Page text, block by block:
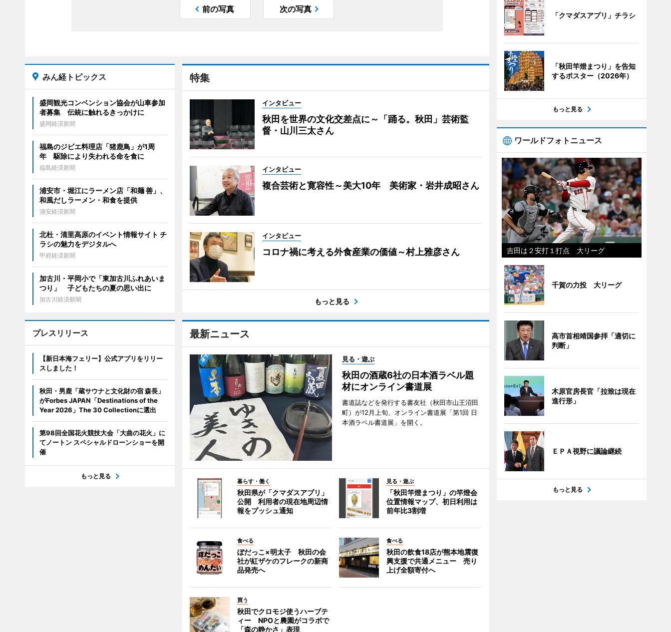
前の写真 次の写真
特集
インタビュー
秋田を世界の文化交差点に～「踊る。秋田」芸術監
督・山川三太さん
インタビュー
複合芸術と寛容性～美大10年 美術家・岩井成昭さん
インタビュー
コロナ禍に考える外食産業の価値～村上雅彦さん
もっと見る
最新ニュース
見る・遊ぶ
秋田の酒蔵6社の日本酒ラベル題
材にオンライン書道展
書道誌などを発行する書友社（秋田市山王沼田
町）が12月上旬、オンライン書道展「第1回 日
本酒ラベル書道展」を開く。
暮らす・働く
秋田県が「クマダスアプリ」
公開 利用者の現在地周辺情
報をプッシュ通知
見る・遊ぶ
「秋田竿燈まつり」の竿燈会
位置情報マップ、初日利用は
前年比3割増
食べる
ぼだっこ×明太子 秋田の会
社が紅ザケのフレークの新商
品発売へ
食べる
秋田の飲食18店が熊本地震復
興支援で共通メニュー 売り
上げ全額寄付へ
買う
秋田でクロモジ使うハーブテ
ィー NPOと農園がコラボで
「森の静かさ」表現
みん経トピックス
盛岡観光コンベンション協会が山車参加
者募集 伝統に触れるきっかけに
盛岡経済新聞
福島のジビエ料理店「猪鹿鳥」が1周
年 駆除により失われる命を食に
福島経済新聞
浦安市・堀江にラーメン店「和麺 善」、
和風だしラーメン・和食を提供
浦安経済新聞
北杜・清里高原のイベント情報サイト チ
ラシの魅力をデジタルへ
甲府経済新聞
加古川・平岡小で「東加古川ふれあいま
つり」 子どもたちの夏の思い出に
加古川経済新聞
プレスリリース
【新日本海フェリー】公式アプリをリリー
スしました！
秋田・男鹿「蔵サウナと文化財の宿 森長」
がForbes JAPAN「Destinations of the
Year 2026」The 30 Collectionに選出
第98回全国花火競技大会「大曲の花火」に
てノートン スペシャルドローンショーを開
催
もっと見る
「クマダスアプリ」チラシ
「秋田竿燈まつり」を告知
するポスター（2026年）
もっと見る
ワールドフォトニュース
吉田は２安打１打点 大リーグ
千賀の力投 大リーグ
高市首相靖国参拝「適切に
判断」
木原官房長官「拉致は現在
進行形」
ＥＰＡ視野に議論継続
もっと見る